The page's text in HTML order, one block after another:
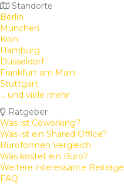
Standorte
Berlin
München
Köln
Hamburg
Düsseldorf
Frankfurt am Main
Stuttgart
... und viele mehr
Ratgeber
Was ist Coworking?
Was ist ein Shared Office?
Büroformen Vergleich
Was kostet ein Büro?
Weitere interessante Beiträge
FAQ